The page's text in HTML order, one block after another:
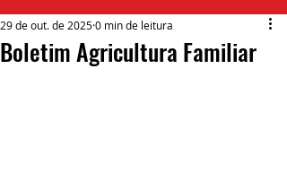
Boletim Agricultura Familiar
29 de out. de 20250 min de leitura